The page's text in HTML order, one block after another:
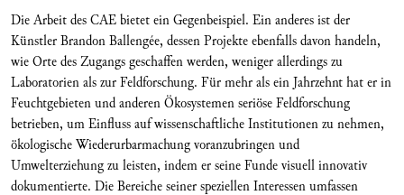
Die Arbeit des CAE bietet ein Gegenbeispiel. Ein anderes ist der
Künstler Brandon Ballengée, dessen Projekte ebenfalls davon handeln,
wie Orte des Zugangs geschaffen werden, weniger allerdings zu
Laboratorien als zur Feldforschung. Für mehr als ein Jahrzehnt hat er in
Feuchtgebieten und anderen Ökosystemen seriöse Feldforschung
betrieben, um Einfluss auf wissenschaftliche Institutionen zu nehmen,
ökologische Wiederurbarmachung voranzubringen und
Umwelterziehung zu leisten, indem er seine Funde visuell innovativ
dokumentierte. Die Bereiche seiner speziellen Interessen umfassen